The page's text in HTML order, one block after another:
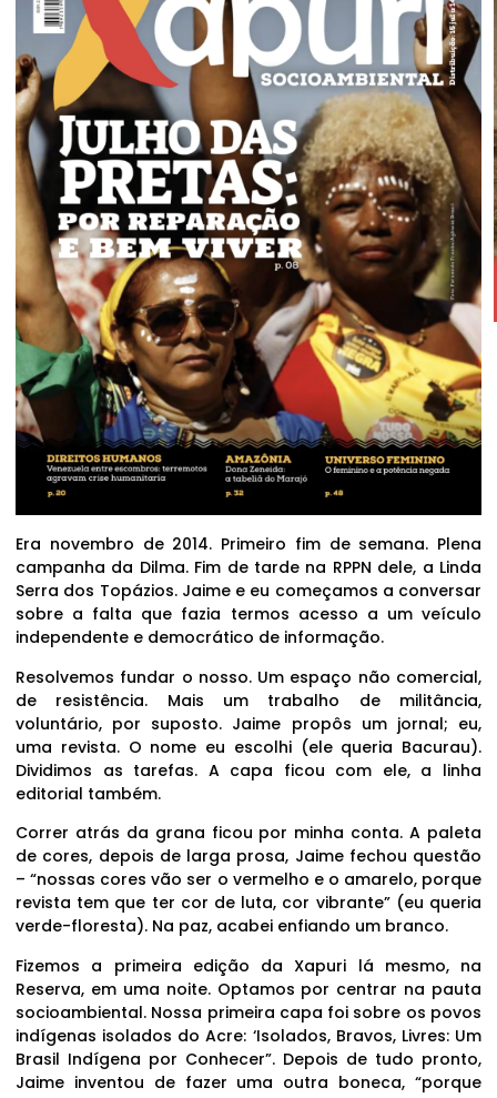
Era novembro de 2014. Primeiro fim de semana. Plena
campanha da Dilma. Fim de tarde na RPPN dele, a Linda
Serra dos Topázios. Jaime e eu começamos a conversar
sobre a falta que fazia termos acesso a um veículo
independente e democrático de informação.
Resolvemos fundar o nosso. Um espaço não comercial,
de resistência. Mais um trabalho de militância,
voluntário, por suposto. Jaime propôs um jornal; eu,
uma revista. O nome eu escolhi (ele queria Bacurau).
Dividimos as tarefas. A capa ficou com ele, a linha
editorial também.
Correr atrás da grana ficou por minha conta. A paleta
de cores, depois de larga prosa, Jaime fechou questão
– “nossas cores vão ser o vermelho e o amarelo, porque
revista tem que ter cor de luta, cor vibrante” (eu queria
verde-floresta). Na paz, acabei enfiando um branco.
Fizemos a primeira edição da Xapuri lá mesmo, na
Reserva, em uma noite. Optamos por centrar na pauta
socioambiental. Nossa primeira capa foi sobre os povos
indígenas isolados do Acre: ‘Isolados, Bravos, Livres: Um
Brasil Indígena por Conhecer”. Depois de tudo pronto,
Jaime inventou de fazer uma outra boneca, “porque